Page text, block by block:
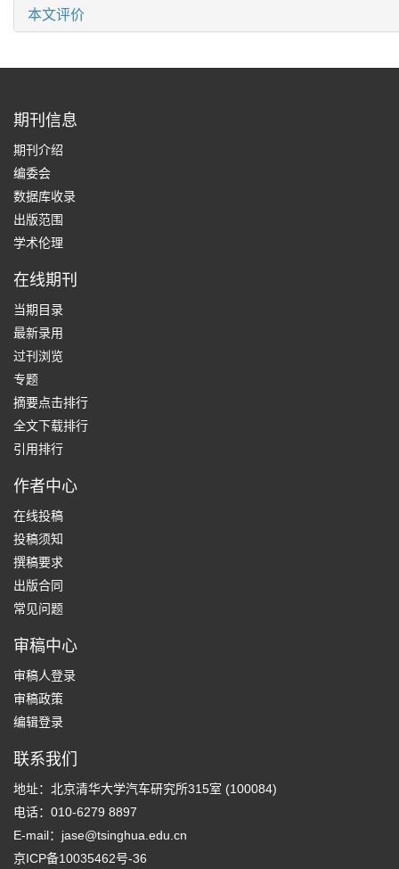
本文评价
期刊信息
期刊介绍
编委会
数据库收录
出版范围
学术伦理
在线期刊
当期目录
最新录用
过刊浏览
专题
摘要点击排行
全文下载排行
引用排行
作者中心
在线投稿
投稿须知
撰稿要求
出版合同
常见问题
审稿中心
审稿人登录
审稿政策
编辑登录
联系我们
地址：北京清华大学汽车研究所315室 (100084)
电话：010-6279 8897
E-mail： jase@tsinghua.edu.cn
京ICP备10035462号-36